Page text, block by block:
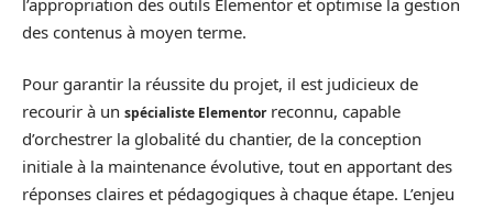
des contenus à moyen terme.
Pour garantir la réussite du projet, il est judicieux de
recourir à un spécialiste Elementorreconnu, capable
d’orchestrer la globalité du chantier, de la conception
initiale à la maintenance évolutive, tout en apportant des
réponses claires et pédagogiques à chaque étape. L’enjeu